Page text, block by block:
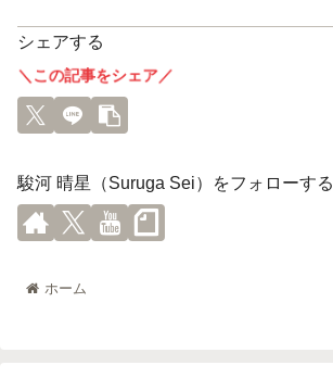
シェアする
＼この記事をシェア／
駿河 晴星（Suruga Sei）をフォローする
ホーム